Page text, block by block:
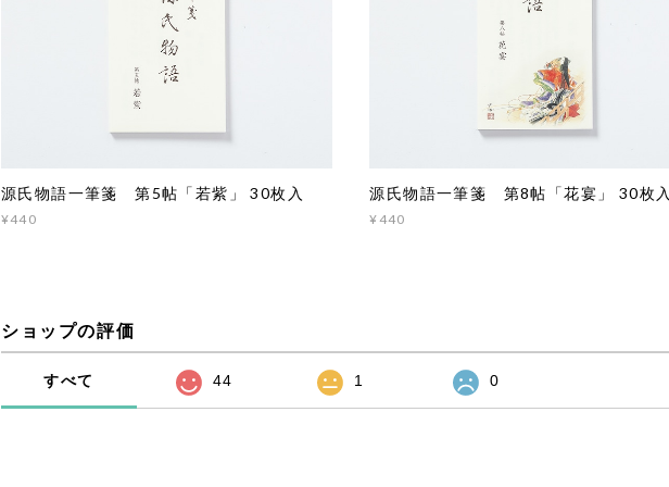
源氏物語一筆箋 第5帖「若紫」 30枚入
¥440
源氏物語一筆箋 第8帖「花宴」 30枚入
¥440
ショップの評価
すべて 44 1 0